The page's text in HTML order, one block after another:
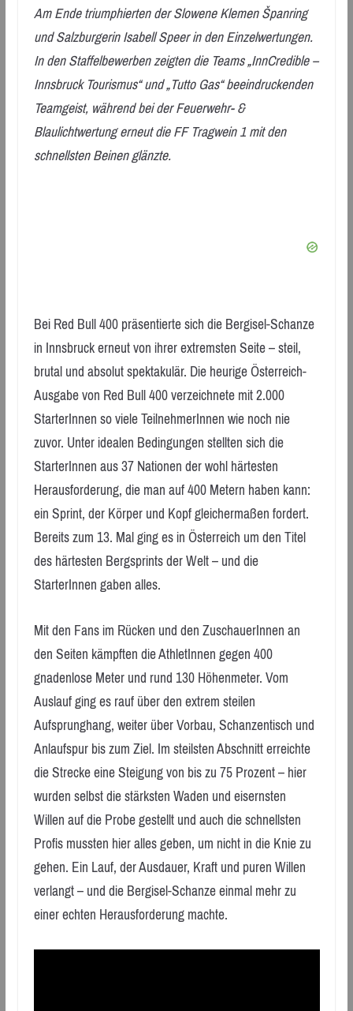
Am Ende triumphierten der Slowene Klemen Španring
und Salzburgerin Isabell Speer in den Einzelwertungen.
In den Staffelbewerben zeigten die Teams „InnCredible –
Innsbruck Tourismus“ und „Tutto Gas“ beeindruckenden
Teamgeist, während bei der Feuerwehr- &
Blaulichtwertung erneut die FF Tragwein 1 mit den
schnellsten Beinen glänzte.
Bei Red Bull 400 präsentierte sich die Bergisel-Schanze
in Innsbruck erneut von ihrer extremsten Seite – steil,
brutal und absolut spektakulär. Die heurige Österreich-
Ausgabe von Red Bull 400 verzeichnete mit 2.000
StarterInnen so viele TeilnehmerInnen wie noch nie
zuvor. Unter idealen Bedingungen stellten sich die
StarterInnen aus 37 Nationen der wohl härtesten
Herausforderung, die man auf 400 Metern haben kann:
ein Sprint, der Körper und Kopf gleichermaßen fordert.
Bereits zum 13. Mal ging es in Österreich um den Titel
des härtesten Bergsprints der Welt – und die
StarterInnen gaben alles.
Mit den Fans im Rücken und den ZuschauerInnen an
den Seiten kämpften die AthletInnen gegen 400
gnadenlose Meter und rund 130 Höhenmeter. Vom
Auslauf ging es rauf über den extrem steilen
Aufsprunghang, weiter über Vorbau, Schanzentisch und
Anlaufspur bis zum Ziel. Im steilsten Abschnitt erreichte
die Strecke eine Steigung von bis zu 75 Prozent – hier
wurden selbst die stärksten Waden und eisernsten
Willen auf die Probe gestellt und auch die schnellsten
Profis mussten hier alles geben, um nicht in die Knie zu
gehen. Ein Lauf, der Ausdauer, Kraft und puren Willen
verlangt – und die Bergisel-Schanze einmal mehr zu
einer echten Herausforderung machte.